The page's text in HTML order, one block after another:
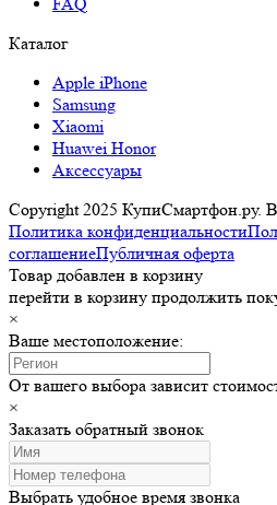
Каталог
Apple iPhone
Samsung
Xiaomi
Huawei Honor
Аксессуары
Copyright 2025 КупиСмартфон.ру.
Политика конфиденциальности
соглашениеПубличная оферта
Товар добавлен в корзину
перейти в корзину продолжить
×
Ваше местоположение:
От вашего выбора зависит
×
Заказать обратный звонок
Выбрать удобное время звонка